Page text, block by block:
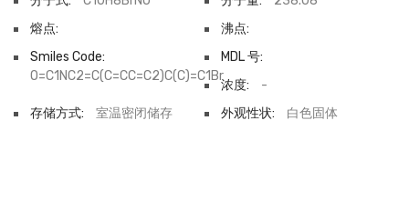
熔点:
沸点:
Smiles Code:
O=C1NC2=C(C=CC=C2)C(C)=C1Br
MDL 号:
浓度:
-
存储方式:
室温密闭储存 外观性状: 白色固体